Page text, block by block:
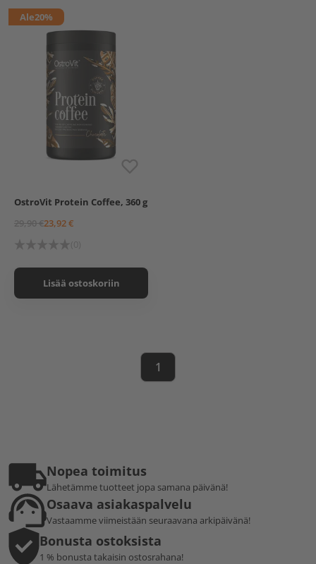
Ale20%
OstroVit Protein Coffee, 360 g
29,90 €23,92 €
Lisää ostoskoriin
1
Nopea toimitus
Lähetämme tuotteet jopa samana päivänä!
Osaava asiakaspalvelu
Vastaamme viimeistään seuraavana arkipäivänä!
Bonusta ostoksista
1 % bonusta takaisin ostosrahana!